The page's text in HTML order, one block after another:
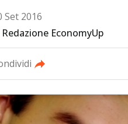
Set 2016
Redazione EconomyUp